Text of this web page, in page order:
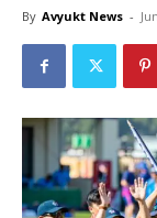
By Avyukt News -